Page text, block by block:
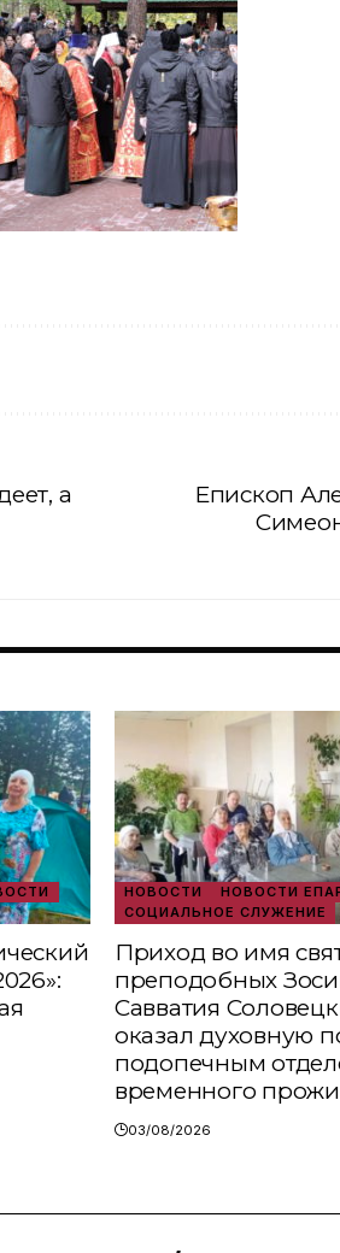
а
Епископ
НОВОСТИ
НОВОСТИ
СОЦИАЛЬНОЕ СЛУЖЕНИЕ
Приход во имя
преподобных
Савватия
оказал духовную
подопечным
временного
03/08/2026